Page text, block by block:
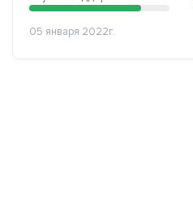
05 января 2022г.